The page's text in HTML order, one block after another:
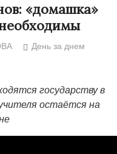
«домашка»
День за днем
государству в
остаётся на